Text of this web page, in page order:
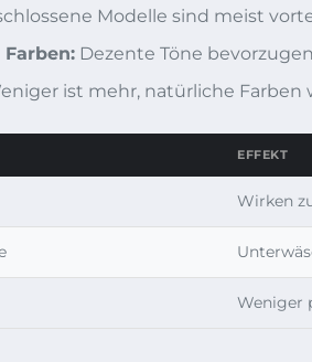
Modelle sind meist
Dezente Töne
ist mehr, natürliche Farben
EFFEKT
Wirken
Weniger